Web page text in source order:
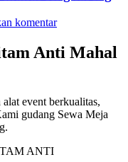
komentar
Anti Mahal
event berkualitas,
gudang Sewa Meja